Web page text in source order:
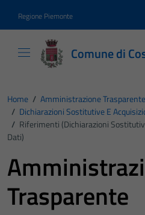
Regione Piemonte
Comune di
Home / Amministrazione Trasparente
/ Dichiarazioni Sostitutive E
/ Riferimenti (Dichiarazioni
Dati)
Trasparente